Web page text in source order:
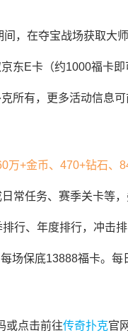
，在夺宝战场获取大
东E卡（约1000福卡
所有，更多活动信息
万+金币、470+钻石、
常任务、赛季关卡等，
行、年度排行，冲击
场保底13888福卡。每
或点击前往传奇扑克官